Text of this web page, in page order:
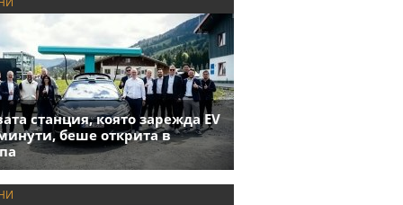
станция, която зарежда EV
беше открита в